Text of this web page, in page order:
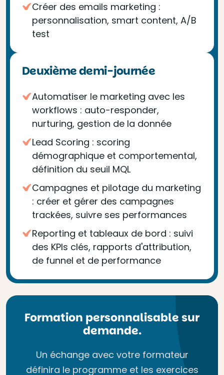
Créer des emails marketing :
personnalisation, smart content, A/B
test
Deuxième demi-journée
Automatiser le marketing avec les
workflows : auto-responder,
nurturing, gestion de la donnée
Lead Scoring : scoring
démographique et comportemental,
définition du seuil MQL
Campagnes et pilotage du marketing
: créer et gérer des campagnes
trackées, suivre ses performances
Reporting et tableaux de bord : suivi
des KPIs clés, rapports d'attribution,
de funnel et de performance
Formation personnalisable sur
demande.
Un échange avec votre formateur
définira le programme et les exercices